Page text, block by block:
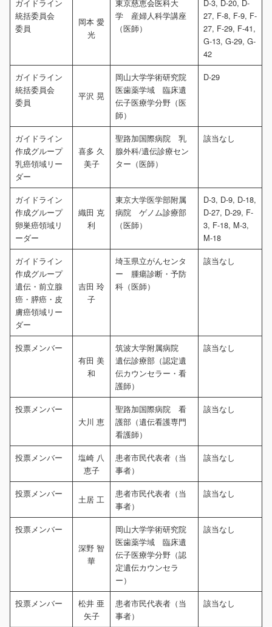
ガイドライン
統括委員会
委員
岡本 愛
光
東京慈恵会医科大
学 産婦人科学講座
（医師）
D-3, D-20, D-
27, F-8, F-9, F-
27, F-29, F-41,
G-13, G-29, G-
42
ガイドライン
統括委員会
委員
平沢 晃
岡山大学学術研究院
医歯薬学域 臨床遺
伝子医療学分野（医
師）
D-29
ガイドライン
作成グループ
乳癌領域リー
ダー
喜多 久
美子
聖路加国際病院 乳
腺外科/遺伝診療セン
ター（医師）
該当なし
ガイドライン
作成グループ
卵巣癌領域リ
ーダー
織田 克
利
東京大学医学部附属
病院 ゲノム診療部
（医師）
D-3, D-9, D-18,
D-27, D-29, F-
3, F-18, M-3,
M-18
ガイドライン
作成グループ
遺伝・前立腺
癌・膵癌・皮
膚癌領域リー
ダー
吉田 玲
子
埼玉県立がんセンタ
ー 腫瘍診断・予防
科（医師）
該当なし
投票メンバー
有田 美
和
筑波大学附属病院
遺伝診療部（認定遺
伝カウンセラー・看
護師）
該当なし
投票メンバー
大川 恵
聖路加国際病院 看
護部（遺伝看護専門
看護師）
該当なし
投票メンバー
塩崎 八
恵子
患者市民代表者（当
事者）
該当なし
投票メンバー
土居 工
患者市民代表者（当
事者）
該当なし
投票メンバー
深野 智
華
岡山大学学術研究院
医歯薬学域 臨床遺
伝子医療学分野（認
定遺伝カウンセラ
ー）
該当なし
投票メンバー
松井 亜
矢子
患者市民代表者（当
事者）
該当なし